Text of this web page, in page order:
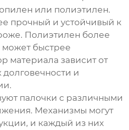
или полиэтилен.
прочный и устойчивый к
Полиэтилен более
может быстрее
материала зависит от
и
палочки с различными
Механизмы могут
и каждый из них